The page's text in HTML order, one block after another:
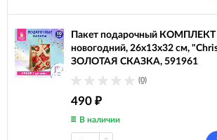
Пакет подарочный КОМПЛЕКТ
новогодний, 26x13x32 см,
ЗОЛОТАЯ СКАЗКА, 591961
(0)
490 ₽
В наличии